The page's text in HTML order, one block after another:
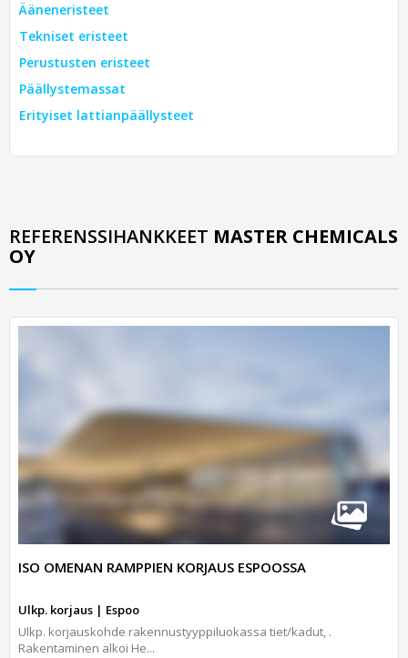
Ääneneristeet
Tekniset eristeet
Perustusten eristeet
Päällystemassat
Erityiset lattianpäällysteet
REFERENSSIHANKKEET MASTER CHEMICALS
OY
ISO OMENAN RAMPPIEN KORJAUS ESPOOSSA
Ulkp. korjaus | Espoo
Ulkp. korjauskohde rakennustyyppiluokassa tiet/kadut, .
Rakentaminen alkoi He...